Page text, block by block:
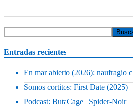
Entradas recientes
En mar abierto (2026): naufragio
Somos cortitos: First Date (2025)
Podcast: ButaCage | Spider-Noir